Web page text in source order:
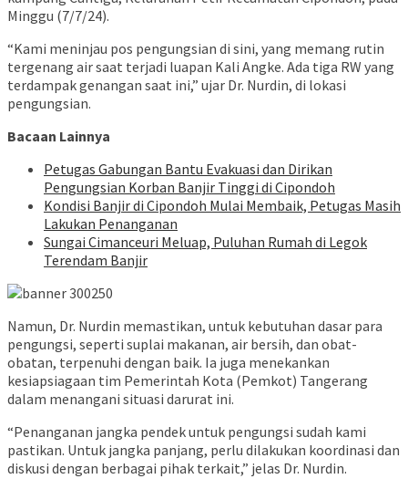
Minggu (7/7/24).
“Kami meninjau pos pengungsian di sini, yang memang rutin
tergenang air saat terjadi luapan Kali Angke. Ada tiga RW yang
terdampak genangan saat ini,” ujar Dr. Nurdin, di lokasi
pengungsian.
Bacaan Lainnya
Petugas Gabungan Bantu Evakuasi dan Dirikan
Pengungsian Korban Banjir Tinggi di Cipondoh
Kondisi Banjir di Cipondoh Mulai Membaik, Petugas Masih
Lakukan Penanganan
Sungai Cimanceuri Meluap, Puluhan Rumah di Legok
Terendam Banjir
Namun, Dr. Nurdin memastikan, untuk kebutuhan dasar para
pengungsi, seperti suplai makanan, air bersih, dan obat-
obatan, terpenuhi dengan baik. Ia juga menekankan
kesiapsiagaan tim Pemerintah Kota (Pemkot) Tangerang
dalam menangani situasi darurat ini.
“Penanganan jangka pendek untuk pengungsi sudah kami
pastikan. Untuk jangka panjang, perlu dilakukan koordinasi dan
diskusi dengan berbagai pihak terkait,” jelas Dr. Nurdin.